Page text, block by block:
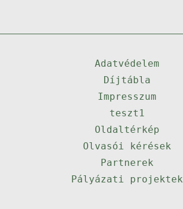
Adatvédelem
Díjtábla
Impresszum
teszt1
Oldaltérkép
Olvasói kérések
Partnerek
Pályázati projektek